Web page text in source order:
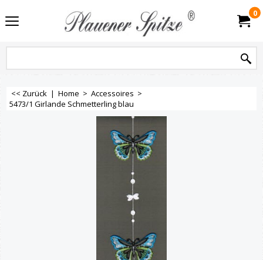
0
<< Zurück | Home > Accessoires >
5473/1 Girlande Schmetterling blau